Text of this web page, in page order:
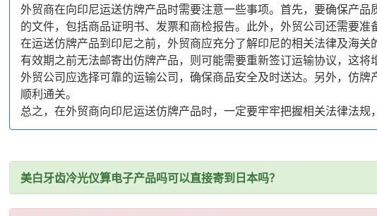
外贸商在向印尼运送仿牌产品时需要注意一些事项。首先，要确保产
的文件，包括商品证明书、发票和商检报告。此外，外贸公司还需要准
在运送仿牌产品到印尼之前，外贸商应充分了解印尼的相关法律及海
有效期之前无法邮寄出仿牌产品，则可能需要重新签订运输协议，这将
外贸公司应选择可靠的运输公司，确保商品安全及时送达。另外，仿
顺利通关。
总之，在外贸商向印尼运送仿牌产品时，一定要牢牢把握相关法律法
美白牙齿冷光仪算电子产品吗可以直接寄到日本吗？